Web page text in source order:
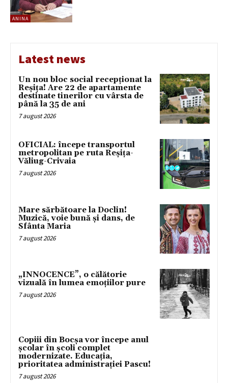
ANINA
Latest news
Un nou bloc social recepționat la
Reșița! Are 22 de apartamente
destinate tinerilor cu vârsta de
până la 35 de ani
7 august 2026
OFICIAL: începe transportul
metropolitan pe ruta Reșița-
Văliug-Crivaia
7 august 2026
Mare sărbătoare la Doclin!
Muzică, voie bună și dans, de
Sfânta Maria
7 august 2026
„INNOCENCE”, o călătorie
vizuală în lumea emoțiilor pure
7 august 2026
Copiii din Bocșa vor începe anul
școlar în școli complet
modernizate. Educația,
prioritatea administrației Pascu!
7 august 2026